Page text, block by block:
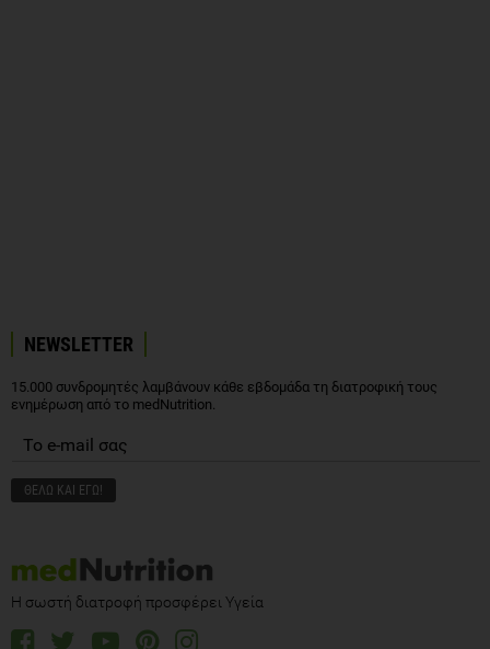
NEWSLETTER
15.000 συνδρομητές λαμβάνουν κάθε εβδομάδα τη διατροφική τους
ενημέρωση από το medNutrition.
Η σωστή διατροφή προσφέρει Υγεία